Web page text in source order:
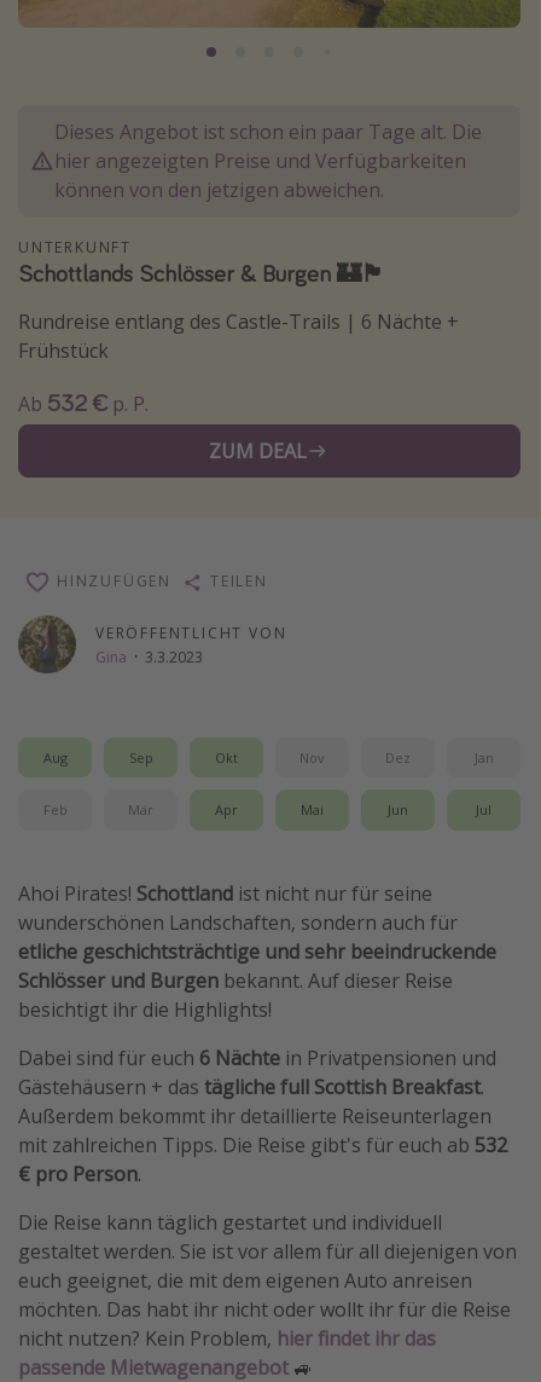
Normandie Urlaub
Kefalonia Urlaub
Krabi Urlaub
Sri Lanka Rundreise
Alle Reisethemen
Wochenendtrip
Singlereisen
Strandurlaub
Hotels in Amsterdam
Hotels am Achensee
Reise Journal
Familienurlaub in der Türkei
Rundreisen in Thailand
Reisepassfreie Reiseziele
Travel Know How
Silvesterreisen
Last Minute Urlaub Mallorca
Last Minute Urlaub Deutschland
Dieses Angebot ist schon ein paar Tage alt. Die
hier angezeigten Preise und Verfügbarkeiten
können von den jetzigen abweichen.
UNTERKUNFT
Schottlands Schlösser & Burgen 🏰🏴󠁧󠁢󠁳󠁣󠁴󠁿
Rundreise entlang des Castle-Trails | 6 Nächte +
Frühstück
Ab 532 € p. P.
ZUM DEAL
VERÖFFENTLICHT VON
Gina · 3.3.2023
HINZUFÜGEN TEILEN
Aug Sep Okt Nov Dez Jan
Feb Mär Apr Mai Jun Jul
Ahoi Pirates! Schottland ist nicht nur für seine
wunderschönen Landschaften, sondern auch für
etliche geschichtsträchtige und sehr beeindruckende
Schlösser und Burgen bekannt. Auf dieser Reise
besichtigt ihr die Highlights!
Dabei sind für euch 6 Nächte in Privatpensionen und
Gästehäusern + das tägliche full Scottish Breakfast.
Außerdem bekommt ihr detaillierte Reiseunterlagen
mit zahlreichen Tipps. Die Reise gibt's für euch ab 532
€ pro Person.
Die Reise kann täglich gestartet und individuell
gestaltet werden. Sie ist vor allem für all diejenigen von
euch geeignet, die mit dem eigenen Auto anreisen
möchten. Das habt ihr nicht oder wollt ihr für die Reise
nicht nutzen? Kein Problem, hier findet ihr das
passende Mietwagenangebot 🚙